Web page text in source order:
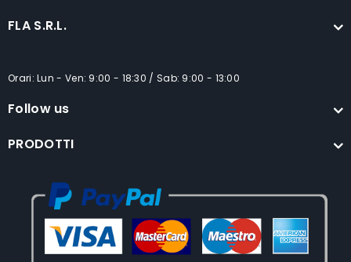
FLA S.R.L.
Orari: Lun - Ven: 9:00 - 18:30 / Sab: 9:00 - 13:00
Follow us
PRODOTTI